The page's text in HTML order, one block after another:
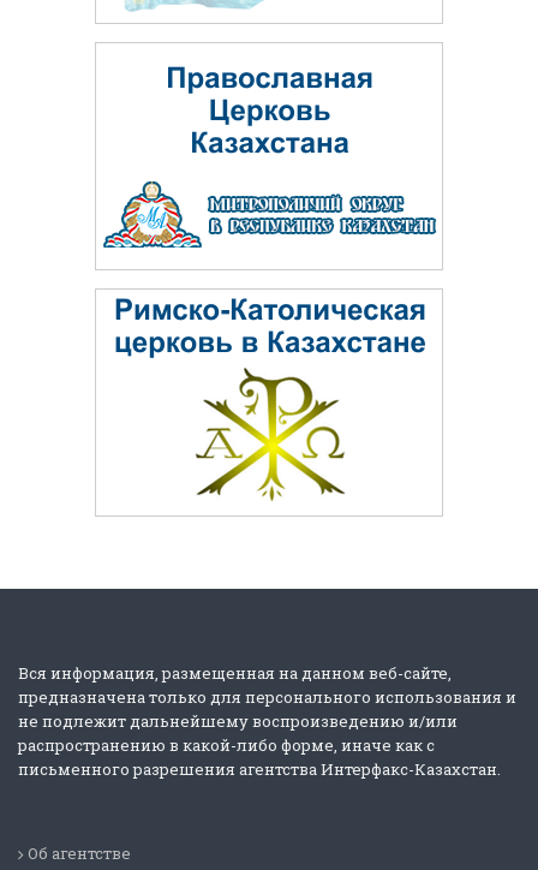
Вся информация, размещенная на данном веб-сайте,
предназначена только для персонального использования и
не подлежит дальнейшему воспроизведению и/или
распространению в какой-либо форме, иначе как с
письменного разрешения агентства Интерфакс-Казахстан.
Об агентстве